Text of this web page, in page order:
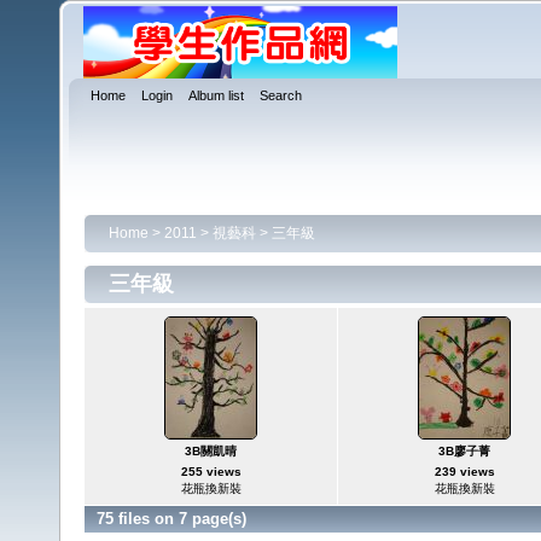
Home Login Album list Search
Home > 2011 > 視藝科 > 三年級
三年級
3B關凱晴
255 views
花瓶換新裝
3B廖子菁
239 views
花瓶換新裝
75 files on 7 page(s)